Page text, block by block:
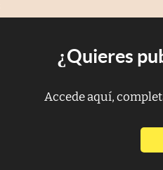
¿Quieres
Accede aquí,